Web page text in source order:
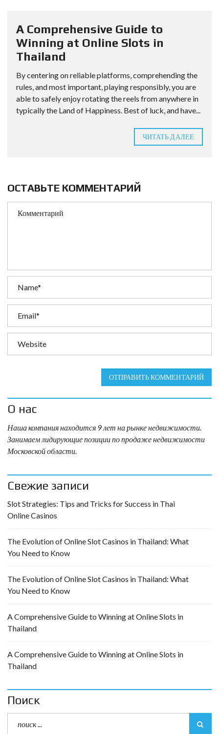
A Comprehensive Guide to
Winning at Online Slots in
Thailand
By centering on reliable platforms, comprehending the
rules, and most important, playing responsibly, you are
able to safely enjoy rotating the reels from anywhere in
typically the Land of Happiness. Best of luck, and have...
ЧИТАТЬ ДАЛЕЕ
ОСТАВЬТЕ КОММЕНТАРИЙ
ОТПРАВИТЬ КОММЕНТАРИЙ
О нас
Наша компания находится 9 лет на рынке недвижимости.
Занимаем лидирующие позиции по продаже недвижимости
Московской области.
Свежие записи
Slot Strategies: Tips and Tricks for Success in Thai
Online Casinos
The Evolution of Online Slot Casinos in Thailand: What
You Need to Know
The Evolution of Online Slot Casinos in Thailand: What
You Need to Know
A Comprehensive Guide to Winning at Online Slots in
Thailand
A Comprehensive Guide to Winning at Online Slots in
Thailand
Поиск